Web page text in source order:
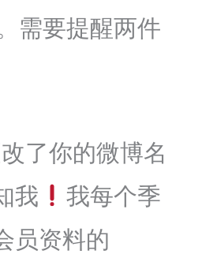
需要提醒两件
了你的微博名
我
我每个季
员资料的